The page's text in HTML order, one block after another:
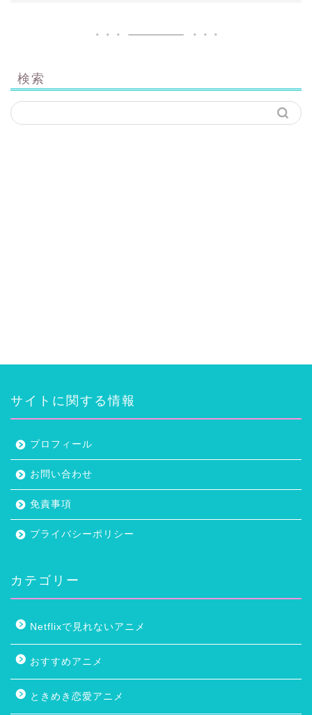
検索
サイトに関する情報
プロフィール
お問い合わせ
免責事項
プライバシーポリシー
カテゴリー
Netflixで見れないアニメ
おすすめアニメ
ときめき恋愛アニメ